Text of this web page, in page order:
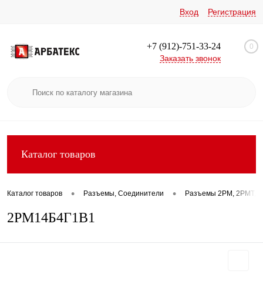
Вход Регистрация
+7 (912)-751-33-24
Заказать звонок
0
Каталог товаров
Каталог товаров • Разъемы, Соединители • Разъемы 2РМ, 2РМТ,
2РМ14Б4Г1В1